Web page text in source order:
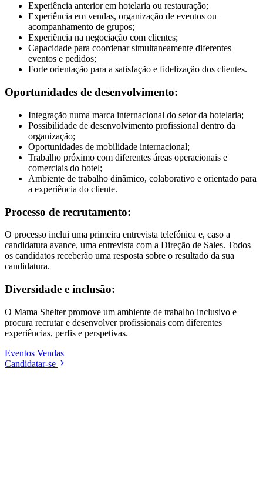
Experiência anterior em hotelaria ou restauração;
Experiência em vendas, organização de eventos ou
acompanhamento de grupos;
Experiência na negociação com clientes;
Capacidade para coordenar simultaneamente diferentes
eventos e pedidos;
Forte orientação para a satisfação e fidelização dos clientes.
Oportunidades de desenvolvimento:
Integração numa marca internacional do setor da hotelaria;
Possibilidade de desenvolvimento profissional dentro da
organização;
Oportunidades de mobilidade internacional;
Trabalho próximo com diferentes áreas operacionais e
comerciais do hotel;
Ambiente de trabalho dinâmico, colaborativo e orientado para
a experiência do cliente.
Processo de recrutamento:
O processo inclui uma primeira entrevista telefónica e, caso a
candidatura avance, uma entrevista com a Direção de Sales. Todos
os candidatos receberão uma resposta sobre o resultado da sua
candidatura.
Diversidade e inclusão:
O Mama Shelter promove um ambiente de trabalho inclusivo e
procura recrutar e desenvolver profissionais com diferentes
experiências, perfis e perspetivas.
Eventos Vendas
Candidatar-se